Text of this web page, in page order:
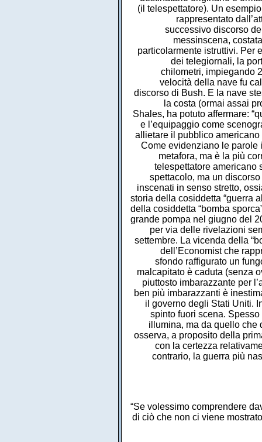
(il telespettatore). Un
rappresentato
successivo discorso
messinscena,
particolarmente istruttivi. Per
dei telegiornali, la
chilometri, impiegando
velocità della nave fu
discorso di Bush. E la nave
la costa (ormai assai
Shales, ha potuto affermare:
e l’equipaggio come
allietare il pubblico americano
Come evidenziano le parole
metafora, ma è la più
telespettatore americano
spettacolo, ma un
inscenati in senso stretto,
storia della cosiddetta “guerra
della cosiddetta “bomba
grande pompa nel giugno del
per via delle rivelazioni
settembre. La vicenda della
dell’Economist che
sfondo raffigurato un
malcapitato è caduta (senza
piuttosto imbarazzante per
ben più imbarazzanti è
il governo degli Stati Uniti.
spinto fuori scena.
illumina, ma da quello che
osserva, a proposito della
con la certezza
contrario, la guerra più
“Se volessimo comprendere
di ciò che non ci viene